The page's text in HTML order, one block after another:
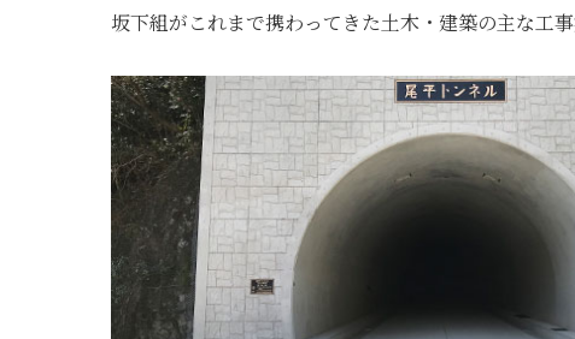
坂下組がこれまで携わってきた土木・建築の主な工事